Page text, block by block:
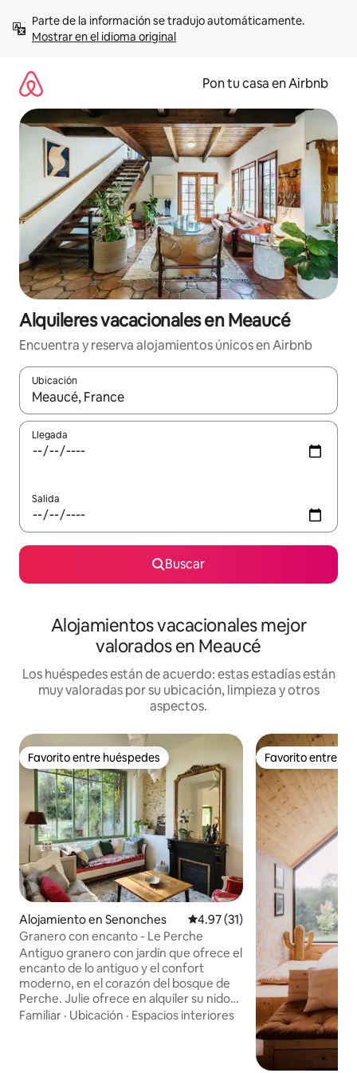
contenidoMostrar en el idioma original
Pon tu casa en Airbnb
Alquileres vacacionales en Meaucé
Encuentra y reserva alojamientos únicos en Airbnb
Ubicación
Cuando los resultados estén disponibles, navega con las
Llegada
Salida
Buscar
Alojamientos vacacionales mejor
valorados en Meaucé
Los huéspedes están de acuerdo: estas estadías están
muy valoradas por su ubicación, limpieza y otros
aspectos.
Favorito entre huéspedes
Favorito entre huéspedes
Alojamiento en Senonches Calificación promedio: 4.97 de
4.97 (31)
Granero con encanto - Le Perche
Antiguo granero con jardín que ofrece el
encanto de lo antiguo y el confort
moderno, en el corazón del bosque de
Perche. Julie ofrece en alquiler su nido
percheron situado a 3 km del centro de
Familiar · Ubicación · Espacios interiores
Favorito entre
Favorito entre